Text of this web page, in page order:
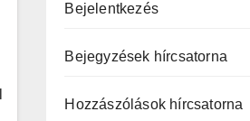
Bejelentkezés
Bejegyzések hírcsatorna
Hozzászólások hírcsatorna